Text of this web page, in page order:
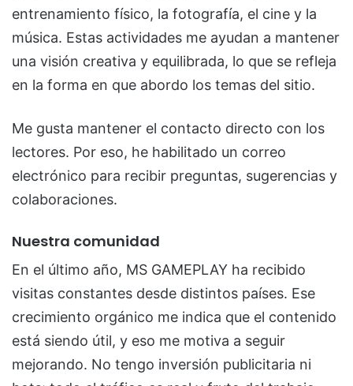
entrenamiento físico, la fotografía, el cine y la
música. Estas actividades me ayudan a mantener
una visión creativa y equilibrada, lo que se refleja
en la forma en que abordo los temas del sitio.
Me gusta mantener el contacto directo con los
lectores. Por eso, he habilitado un correo
electrónico para recibir preguntas, sugerencias y
colaboraciones.
Nuestra comunidad
En el último año, MS GAMEPLAY ha recibido
visitas constantes desde distintos países. Ese
crecimiento orgánico me indica que el contenido
está siendo útil, y eso me motiva a seguir
mejorando. No tengo inversión publicitaria ni